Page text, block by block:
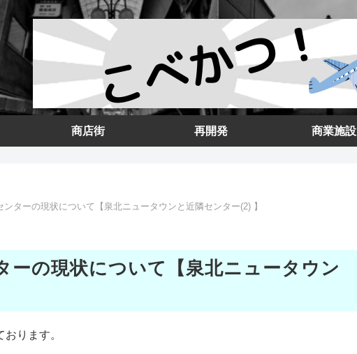
商店街 再開発 商業施設
ンターの現状について【泉北ニュータウンと近隣センター(2) 】
ーの現状について【泉北ニュータウン
ります。